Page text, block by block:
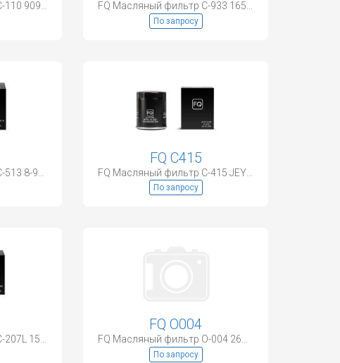
По запросу
FQ C415
По запросу
FQ Масляный фильтр C-207L 15208-H8903
FQ O004
FQ Масляный фильтр O-004 26320-2A500
По запросу